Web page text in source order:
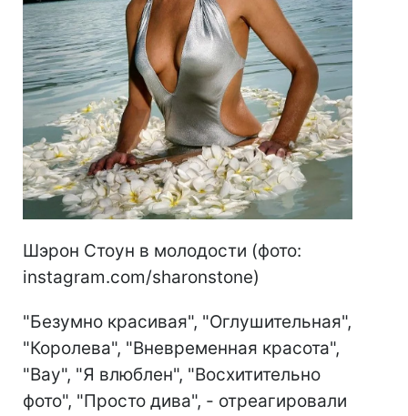
Шэрон Стоун в молодости (фото:
instagram.com/sharonstone)
"Безумно красивая", "Оглушительная",
"Королева", "Вневременная красота",
"Вау", "Я влюблен", "Восхитительно
фото", "Просто дива", - отреагировали